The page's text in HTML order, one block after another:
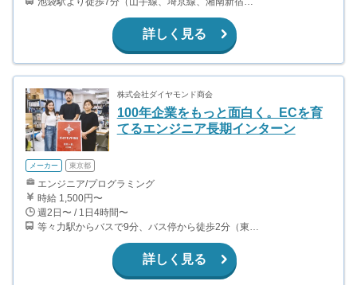
詳しく見る
株式会社ダイヤモンド商会
100年企業をもっと面白く。ECを育
てるエンジニア長期インターン
メーカー 東京都
エンジニア/プログラミング
時給 1,500円〜
週2日〜 / 1日4時間〜
詳しく見る